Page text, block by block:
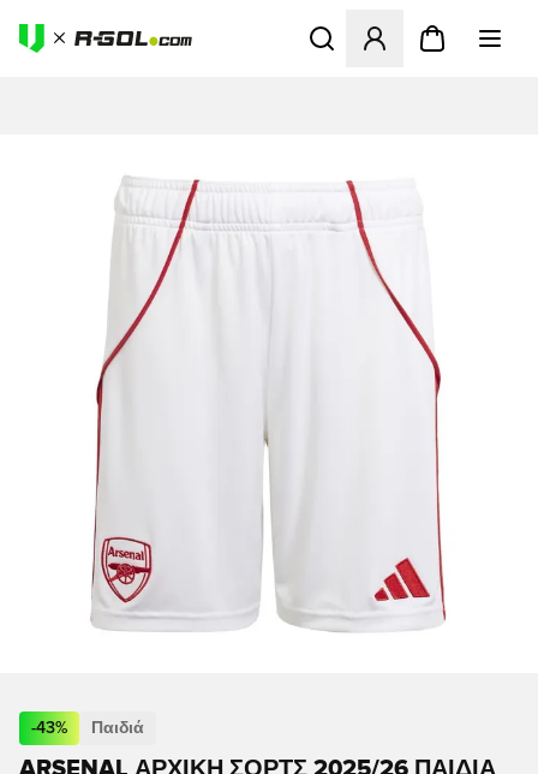
Ανοίγει ένα Modal για να
-43% Παιδιά
ARSENAL ΑΡΧΙΚΉ ΣΟΡΤΣ 2025/26 ΠΑΙΔΙΆ